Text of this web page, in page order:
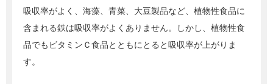
吸収率がよく、海藻、青菜、大豆製品など、植物性食品に
含まれる鉄は吸収率がよくありません。しかし、植物性食
品でもビタミンＣ食品とともにとると吸収率が上がりま
す。